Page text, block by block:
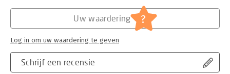
Schoolboeken
Schrijf een recensie
Uw waardering ?
Log in om uw waardering te geven